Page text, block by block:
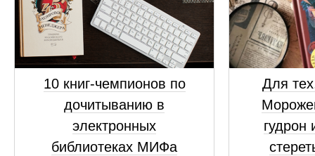
10 книг-чемпионов по
дочитыванию в
электронных
библиотеках МИФа
Для
гудрон